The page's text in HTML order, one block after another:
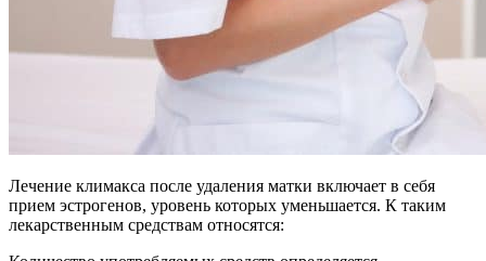
Лечение климакса после удаления матки включает в себя
прием эстрогенов, уровень которых уменьшается. К таким
лекарственным средствам относятся: